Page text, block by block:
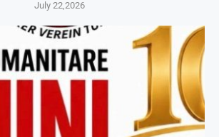
July 22,2026